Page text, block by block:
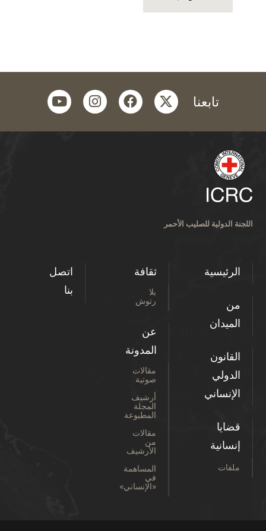
تابعنا twitter
facebook
instagram
youtube
اللجنة الدولية للصليب الأحمر
الرئيسية
من
الميدان
القانون
الدولي
الإنساني
قضايا
إنسانية
ملفات
ثقافة
بلا
رتوش
عن
المدونة
مقالات
صوتية
أرشيف
المجلة
المطبوعة
مقالات
من
الأرشيف
المساهمة
في
«الإنساني»
اتصل
بنا